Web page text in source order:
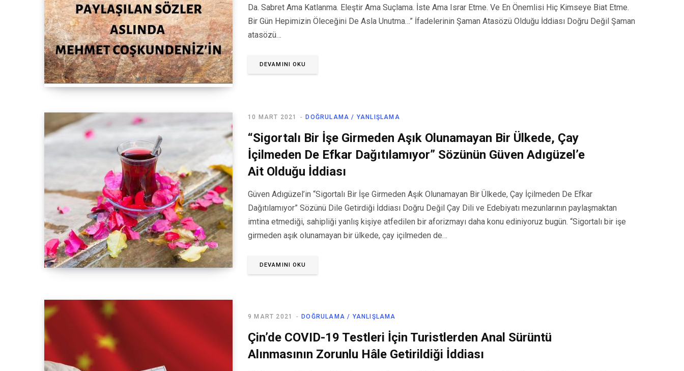
Da. Sabret Ama Katlanma. Eleştir Ama Suçlama. İste Ama Israr Etme. Ve En Önemlisi Hiç Kimseye Biat Etme.
Bir Gün Hepimizin Öleceğini De Asla Unutma…” İfadelerinin Şaman Atasözü Olduğu İddiası Doğru Değil Şaman
atasözü…
DEVAMINI OKU
DOĞRULAMA / YANLIŞLAMA
10 MART 2021
“Sigortalı Bir İşe Girmeden Aşık Olunamayan Bir Ülkede, Çay
İçilmeden De Efkar Dağıtılamıyor” Sözünün Güven Adıgüzel’e
Ait Olduğu İddiası
Güven Adıgüzel’in “Sigortalı Bir İşe Girmeden Aşık Olunamayan Bir Ülkede, Çay İçilmeden De Efkar
Dağıtılamıyor” Sözünü Dile Getirdiği İddiası Doğru Değil Çay Dili ve Edebiyatı mezunlarının paylaşmaktan
imtina etmediği, sahipliği yanlış kişiye atfedilen bir aforizmayı daha konu ediniyoruz bugün. “Sigortalı bir işe
girmeden aşık olunamayan bir ülkede, çay içilmeden de…
DEVAMINI OKU
DOĞRULAMA / YANLIŞLAMA
9 MART 2021
Çin’de COVID-19 Testleri İçin Turistlerden Anal Sürüntü
Alınmasının Zorunlu Hâle Getirildiği İddiası